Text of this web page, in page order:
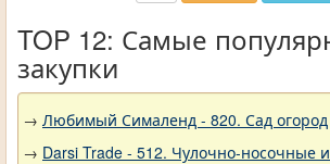
TOP 12: Самые
закупки
→ Любимый Сималенд - 820. Сад огород
→ Darsi Trade - 512. Чулочно-носочные